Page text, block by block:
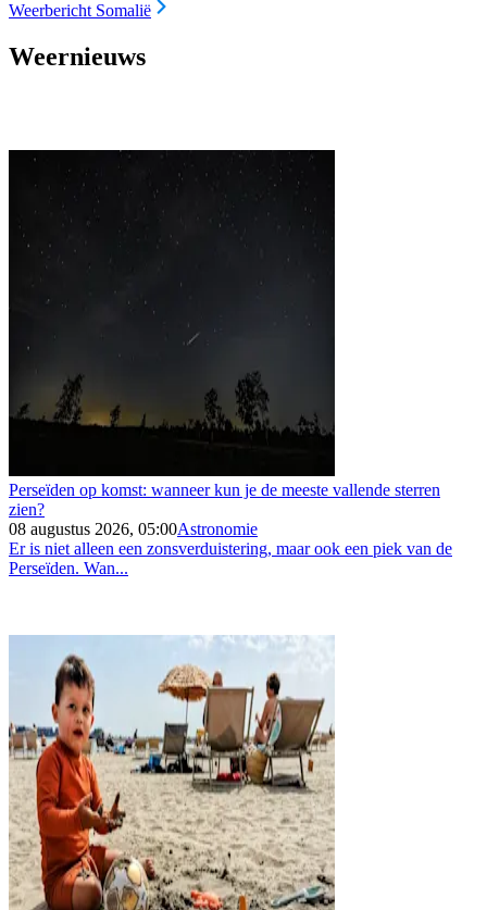
Weerbericht Somalië
Weernieuws
Perseïden op komst: wanneer kun je de meeste vallende sterren
zien?
08 augustus 2026, 05:00Astronomie
Er is niet alleen een zonsverduistering, maar ook een piek van de
Perseïden. Wan...